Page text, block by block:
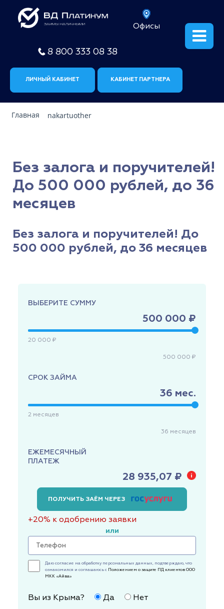
Офисы
8 800 333 08 38
ЛИЧНЫЙ КАБИНЕТ КАБИНЕТ ПАРТНЕРА
Главная nakartuother
Без залога и поручителей!
До 500 000 рублей, до 36
месяцев
Без залога и поручителей! До
500 000 рублей, до 36 месяцев
ВЫБЕРИТЕ СУММУ
500 000 ₽
20 000 ₽
500 000 ₽
СРОК ЗАЙМА
36 мес.
2 месяцев
36 месяцев
ЕЖЕМЕСЯЧНЫЙ
ПЛАТЕЖ
28 935,07 ₽
ПОЛУЧИТЬ ЗАЁМ ЧЕРЕЗ
+20% к одобрению заявки
или
Даю согласие на обработку персональных данных, подтверждаю, что
ознакомился и соглашаюсь с Положением о защите ПД клиентов ООО
МКК «Айва»
Вы из Крыма? Да Нет